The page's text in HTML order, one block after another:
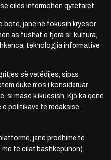
cilës informohen qytetarët.
botë, janë në fokusin kryesor
as fushat e tjera si: kultura,
teknologjia informative
së vetëdijes, sipas
duke mos i konsideruar
si masë klikuesish. Kjo ka qenë
e politikave të redaksisë.
janë prodhime të
të cilat bashkëpunon).